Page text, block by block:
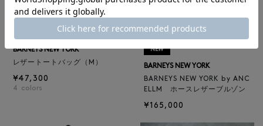
BARNEYS NEW YORK
レザートートバッグ（M）
¥47,300
4 colors
NEW
BARNEYS NEW YORK
BARNEYS NEW YORK by ANC
ELLM ホースレザーブルゾン
¥165,000